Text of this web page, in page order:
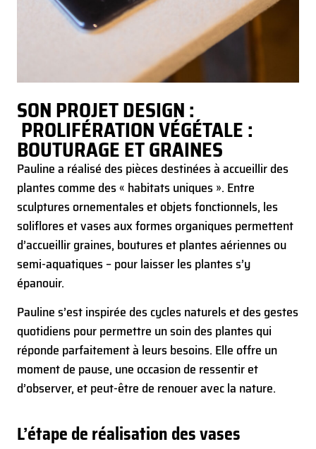
SON PROJET DESIGN :
PROLIFÉRATION VÉGÉTALE :
BOUTURAGE ET GRAINES
Pauline a réalisé des pièces destinées à accueillir des
plantes comme des « habitats uniques ». Entre
sculptures ornementales et objets fonctionnels, les
soliflores et vases aux formes organiques permettent
d’accueillir graines, boutures et plantes aériennes ou
semi-aquatiques – pour laisser les plantes s’y
épanouir.
Pauline s’est inspirée des cycles naturels et des gestes
quotidiens pour permettre un soin des plantes qui
réponde parfaitement à leurs besoins. Elle offre un
moment de pause, une occasion de ressentir et
d’observer, et peut-être de renouer avec la nature.
L’étape de réalisation des vases